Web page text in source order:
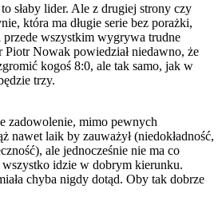
słaby lider. Ale z drugiej strony czy
która ma długie serie bez porażki,
przede wszystkim wygrywa trudne
Piotr Nowak powiedział niedawno, że
kogoś 8:0, ale tak samo, jak w
trzy.
zadowolenie, mimo pewnych
nawet laik by zauważył (niedokładność,
ale jednocześnie nie ma co
idzie w dobrym kierunku.
chyba nigdy dotąd. Oby tak dobrze